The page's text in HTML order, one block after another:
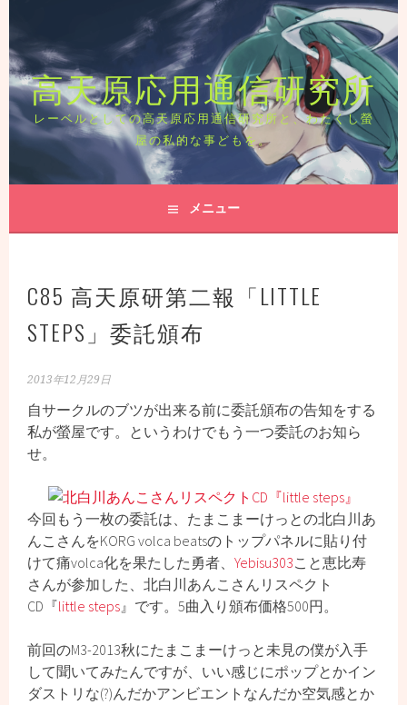
テ
ン
ツ
へ
ス
ッ
高天原応用通信研究所
レーベルとしての高天原応用通信研究所と、わたくし螢
屋の私的な事どもを。
メニュー
C85 高天原研第二報「LITTLE
STEPS」委託頒布
2013年12月29日
自サークルのブツが出来る前に委託頒布の告知をする
私が螢屋です。というわけでもう一つ委託のお知ら
せ。
今回もう一枚の委託は、たまこまーけっとの北白川あ
んこさんをKORG volca beatsのトップパネルに貼り付
けて痛volca化を果たした勇者、Yebisu303こと恵比寿
さんが参加した、北白川あんこさんリスペクト
CD『little steps』です。5曲入り頒布価格500円。
前回のM3-2013秋にたまこまーけっと未見の僕が入手
して聞いてみたんですが、いい感じにポップとかイン
ダストリな(?)んだかアンビエントなんだか空気感とか